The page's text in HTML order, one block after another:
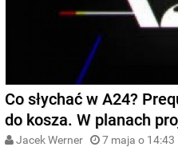
Co słychać w A24?
do kosza. W planach
Jacek Werner 7 maja o 14:43